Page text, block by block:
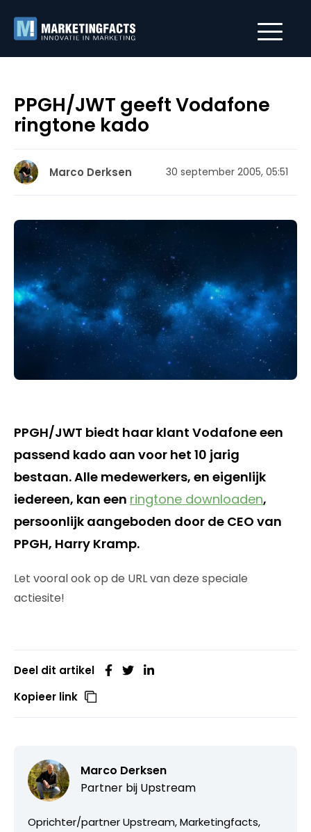
PPGH/JWT geeft Vodafone
ringtone kado
Marco Derksen 30 september 2005, 05:51
PPGH/JWT biedt haar klant Vodafone een
passend kado aan voor het 10 jarig
bestaan. Alle medewerkers, en eigenlijk
iedereen, kan een ringtone downloaden,
persoonlijk aangeboden door de CEO van
PPGH, Harry Kramp.
Let vooral ook op de URL van deze speciale
actiesite!
Deel dit artikel
Kopieer link
Marco Derksen
Partner bij Upstream
Oprichter/partner Upstream, Marketingfacts,